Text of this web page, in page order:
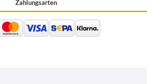
Zahlungsarten